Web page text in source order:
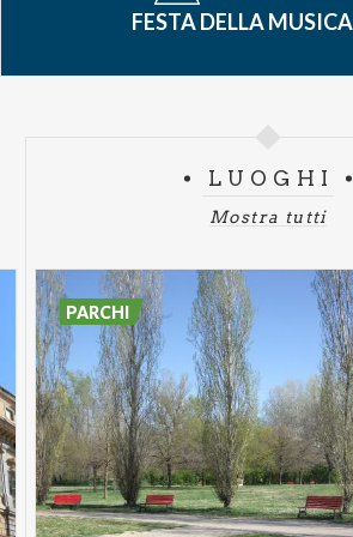
culturali e spazi pubblici
Cuore della manifestazione
Pace, ai quali si affiancheranno le
diffuse del progettoOpenStagee
iniziative off programmate dalla
associazioni e operatori culturali
Ospite dell’edizione 2026 sarà la
Bandakadabra, una delle realtà
e riconoscibili della scena brass
Nata a Torino, la band unisce
FESTA DELLA
LUOGHI
Mostra tutti
PARCHI